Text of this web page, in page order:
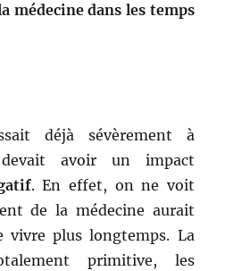
médecine dans les temps
déjà sévèrement à
avoir un impact
. En effet, on ne voit
de la médecine aurait
vivre plus longtemps. La
primitive, les